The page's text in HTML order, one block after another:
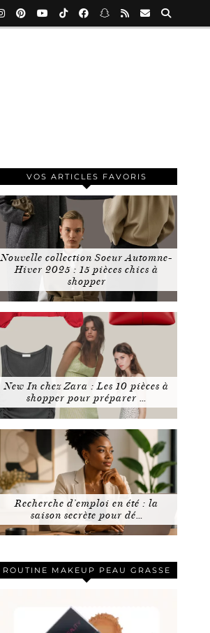
VOS ARTICLES FAVORIS
Nouvelle collection Soeur Automne-
Hiver 2025 : 15 pièces chics à
shopper
New In chez Zara : Les 10 pièces à
shopper pour préparer …
Recherche d’emploi en été : la
saison secrète pour dé…
ROUTINE MAKEUP PEAU GRASSE